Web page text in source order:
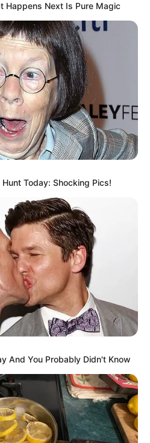
Happens Next Is Pure Magic
Today: Shocking Pics!
And You Probably Didn't Know